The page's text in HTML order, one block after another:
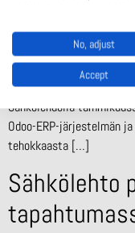
Sähkölehdon uusin
Sähkölehdolla
Odoo-ERP-järjestelmän
tehokkaasta […]
Sähkölehto
No, adjust
Accept